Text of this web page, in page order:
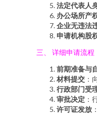
法定代表人
办公场所产
企业无违法
申请机构股
三、 详细申请流程
前期准备与
材料提交 ：
行政部门受
审批决定 ：
许可证发放